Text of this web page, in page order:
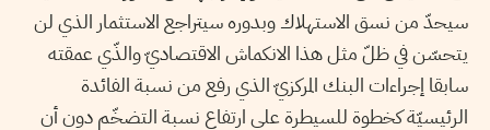
سيحدّ من نسق الاستهلاك وبدوره سيتراجع الاستثمار الذي لن
يتحسّن في ظلّ مثل هذا الانكماش الاقتصاديّ والذّي عمقته
سابقا إجراءات البنك المركزيّ الذي رفع من نسبة الفائدة
الرئيسيّة كخطوة للسيطرة على ارتفاع نسبة التضخّم دون أن